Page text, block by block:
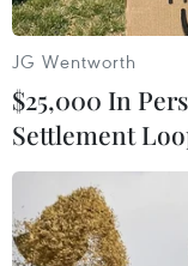
JG Wentworth
$25,000 In
Settlement